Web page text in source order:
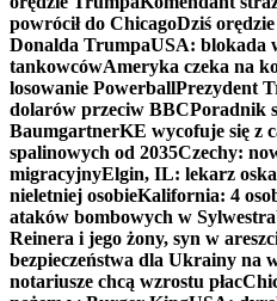
powrócił do ChicagoDziś
Donalda TrumpaUSA: blokada
tankowcówAmeryka czeka na
losowanie PowerballPrezydent
dolarów przeciw BBCPoradnik
BaumgartnerKE wycofuje się z
spalinowych od 2035Czechy:
migracyjnyElgin, IL: lekarz
nieletniej osobieKalifornia: 4
ataków bombowych w Sylwestra
Reinera i jego żony, syn w
bezpieczeństwa dla Ukrainy na
notariusze chcą wzrostu płac